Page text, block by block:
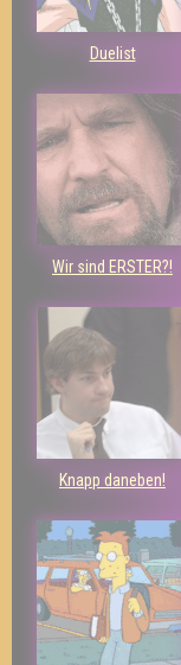
Duelist
Wir sind ERSTER?!
Knapp daneben!